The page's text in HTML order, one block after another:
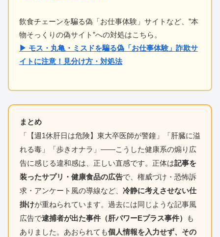
飲食チェーンを騙る偽「お仕事体験」サイトなど、”本
物そっくりの偽サイト”への対処はこちら。
▶ モス・丸亀・ミスドを騙る偽「お仕事体験」詐欺サ
イトに注意！見分け方・対処法
まとめ
「【週1休肝日は危険】東大卒医師が警鐘」「肝臓に溢
れる毒」「歩きオナラ」——こうした健康系の煽り広
告に感じる違和感は、正しい直感です。正体は記事を
装ったサプリ・健康食品の広告で、権威づけ・恐怖訴
求・アンケート風の導線など、 冷静に考えさせない仕
掛けが重ねられています。過去には同じような記事風
広告で逮捕者が出た事件（肝パワーEプラス事件）
も
ありました。あおられても個人情報を入力せず、その